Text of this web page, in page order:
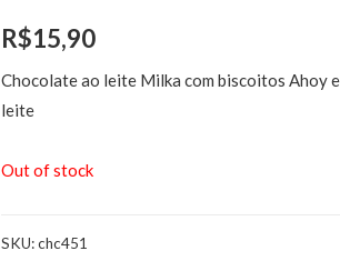
R$15,90
Chocolate ao leite Milka com biscoitos Ahoy
leite
Out of stock
SKU:chc451